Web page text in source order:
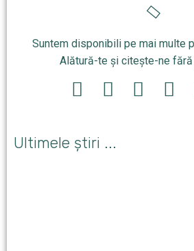
Suntem disponibili pe mai multe
Alătură-te și citește-ne
Ultimele știri ...